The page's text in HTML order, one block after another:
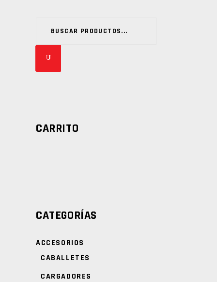
CARRITO
CATEGORÍAS
ACCESORIOS
CABALLETES
CARGADORES